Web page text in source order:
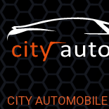
CITY AUTOMOBILE